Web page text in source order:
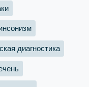
диагностика